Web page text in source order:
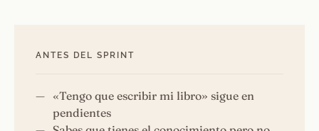
ANTES DEL SPRINT
«Tengo que escribir mi libro» sigue en
pendientes